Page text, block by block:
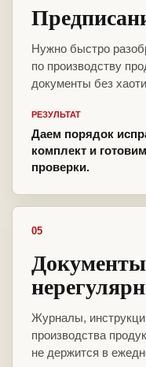
Нужно быстро
по производству
документы без
РЕЗУЛЬТАТ
Даем порядок
комплект и
проверки.
05
Документы
Журналы,
производства
не держится в